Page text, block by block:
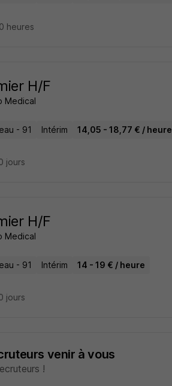
heures
H/F
Medical
- 91 Intérim 14,05 - 18,77 € / heure
jours
H/F
Medical
- 91 Intérim 14 - 19 € / heure
jours
venir à vous
!